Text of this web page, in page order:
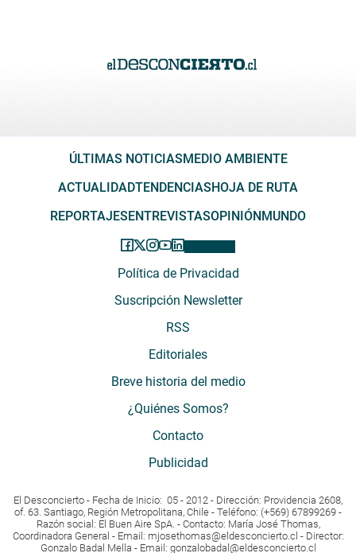
ÚLTIMAS NOTICIASMEDIO AMBIENTE
ACTUALIDADTENDENCIASHOJA DE RUTA
REPORTAJESENTREVISTASOPINIÓNMUNDO
Política de Privacidad
Suscripción Newsletter
RSS
Editoriales
Breve historia del medio
¿Quiénes Somos?
Contacto
Publicidad
El Desconcierto - Fecha de Inicio: 05 - 2012 - Dirección: Providencia 2608,
of. 63. Santiago, Región Metropolitana, Chile - Teléfono: (+569) 67899269 -
Razón social: El Buen Aire SpA. - Contacto: María José Thomas,
Coordinadora General - Email: mjosethomas@eldesconcierto.cl - Director:
Gonzalo Badal Mella - Email: gonzalobadal@eldesconcierto.cl